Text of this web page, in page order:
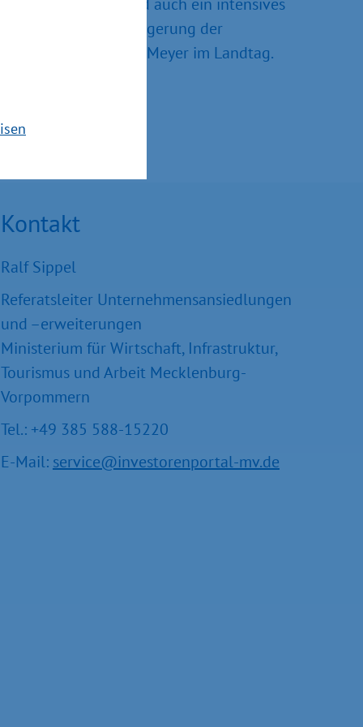
auch die Verlängerung der
Reinhard Meyer im Landtag.
Kontakt
Ralf Sippel
Referatsleiter Unternehmensansiedlungen
und –erweiterungen
Ministerium für Wirtschaft, Infrastruktur,
Tourismus und Arbeit Mecklenburg-
Vorpommern
Tel.: +49 385 588-15220
E-Mail: service@investorenportal-mv.de